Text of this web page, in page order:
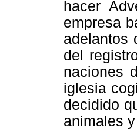
hacer
empresa
adelantos
del
naciones
iglesia
decidido
animales